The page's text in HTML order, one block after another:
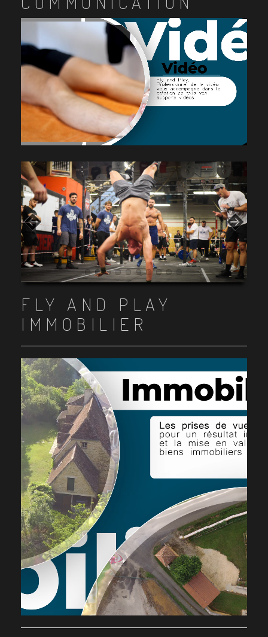
Item 1
Item 2
Item 3
Item 4
Item 5
Item 6
Item 7
Item 8
Item 9
Item 10
FLY AND PLAY
IMMOBILIER